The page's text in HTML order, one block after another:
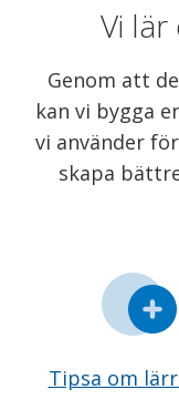
Vi lär
Genom att
kan vi bygga
vi använder
skapa
Tipsa om